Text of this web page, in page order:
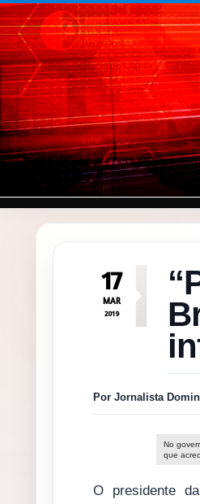
Pular para o conteúdo
17
MAR
2019
Por Jornalista
No
que
O presidente